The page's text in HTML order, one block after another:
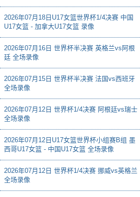
2026年07月18日U17女篮世界杯1/4决赛 中国
U17女篮 - 加拿大U17女篮 录像
2026年07月16日 世界杯半决赛 英格兰vs阿根
廷 全场录像
2026年07月15日 世界杯半决赛 法国vs西班牙
全场录像
2026年07月12日 世界杯1/4决赛 阿根廷vs瑞士
全场录像
2026年07月12日U17女篮世界杯小组赛B组 墨
西哥U17女篮 - 中国U17女篮 全场录像
2026年07月12日 世界杯1/4决赛 挪威vs英格兰
全场录像